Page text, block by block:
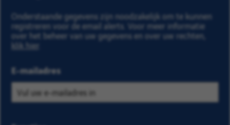
Onderstaande gegevens zijn noodzakelijk om te kunnen
registreren voor de email alerts. Voor meer informatie
over het beheer van uw gegevens en over uw rechten,
klik hier
E-mailadres